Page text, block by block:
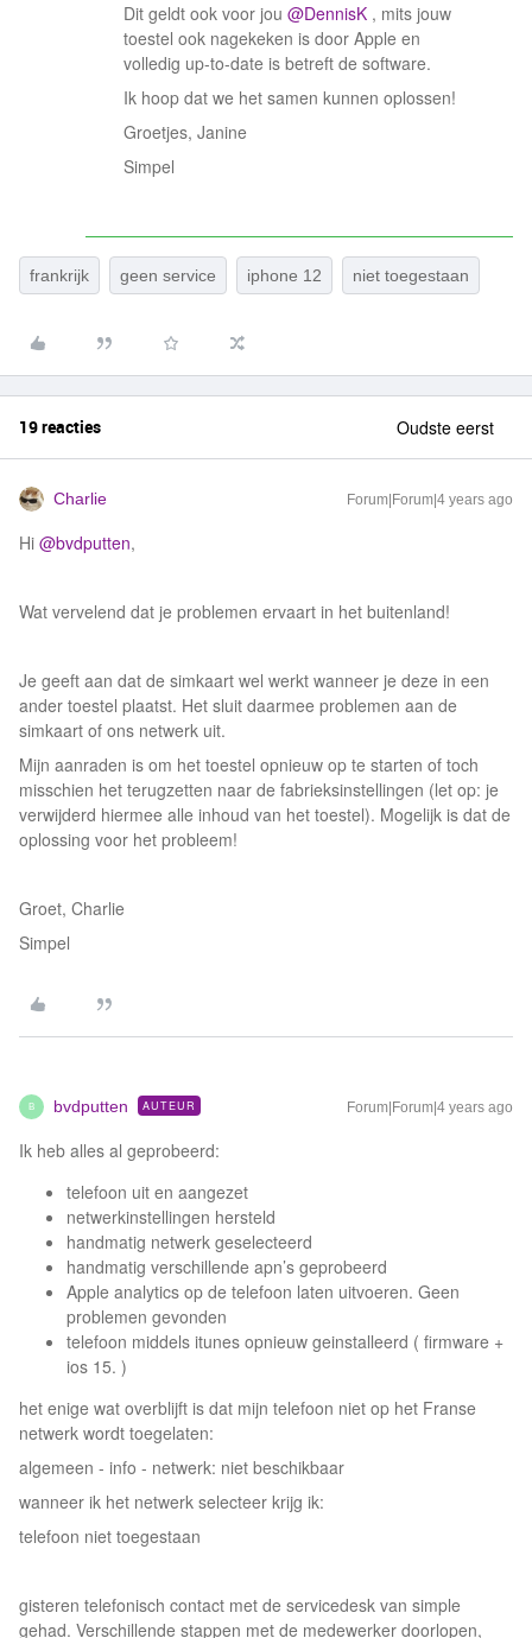
Dit geldt ook voor jou @DennisK , mits jouw
toestel ook nagekeken is door Apple en
volledig up-to-date is betreft de software.
Ik hoop dat we het samen kunnen oplossen!
Groetjes, Janine
Simpel
frankrijk geen service iphone 12 niet toegestaan
19 reacties Oudste eerst
Charlie Forum|Forum|4 years ago
Hi @bvdputten,
Wat vervelend dat je problemen ervaart in het buitenland!
Je geeft aan dat de simkaart wel werkt wanneer je deze in een
ander toestel plaatst. Het sluit daarmee problemen aan de
simkaart of ons netwerk uit.
Mijn aanraden is om het toestel opnieuw op te starten of toch
misschien het terugzetten naar de fabrieksinstellingen (let op: je
verwijderd hiermee alle inhoud van het toestel). Mogelijk is dat de
oplossing voor het probleem!
Groet, Charlie
Simpel
B bvdputten AUTEUR Forum|Forum|4 years ago
Ik heb alles al geprobeerd:
telefoon uit en aangezet
netwerkinstellingen hersteld
handmatig netwerk geselecteerd
handmatig verschillende apn’s geprobeerd
Apple analytics op de telefoon laten uitvoeren. Geen
problemen gevonden
telefoon middels itunes opnieuw geinstalleerd ( firmware +
ios 15. )
het enige wat overblijft is dat mijn telefoon niet op het Franse
netwerk wordt toegelaten:
algemeen - info - netwerk: niet beschikbaar
wanneer ik het netwerk selecteer krijg ik:
telefoon niet toegestaan
gisteren telefonisch contact met de servicedesk van simple
gehad. Verschillende stappen met de medewerker doorlopen,